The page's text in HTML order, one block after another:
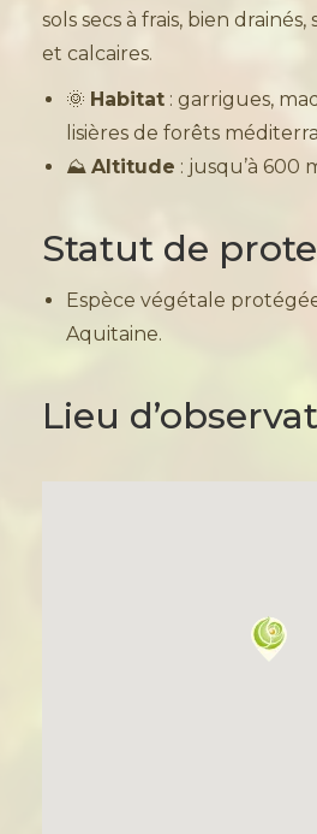
sols secs à frais, bien
et calcaires.
🌞 Habitat : garrigues,
lisières de forêts
⛰️ Altitude : jusqu’à 600
Statut de
Espèce végétale
Aquitaine.
Lieu